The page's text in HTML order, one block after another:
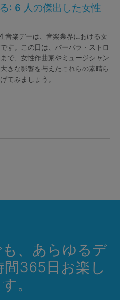
: 6 人の傑出した女性
音楽デーは、音楽業界における女
す。この日は、バーバラ・ストロ
で、女性作曲家やミュージシャン
きな影響を与えたこれらの素晴ら
てみましょう。
、あらゆるデ
365日お楽し
。